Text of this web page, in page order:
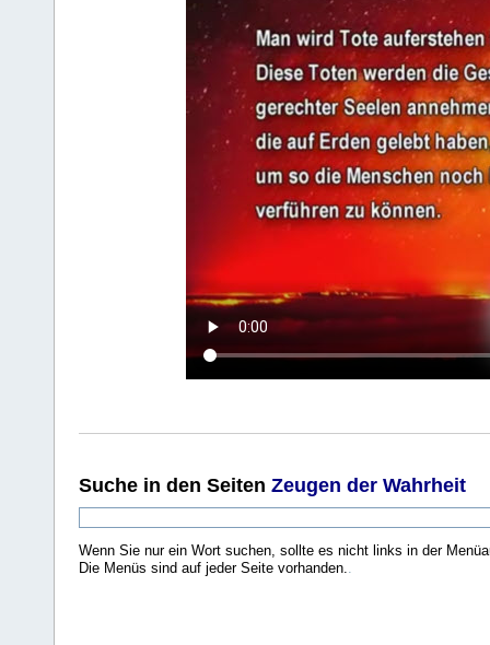
Suche in den Seiten Zeugen der Wahrheit
Wenn Sie nur ein Wort suchen, sollte es nicht links in der
Die Menüs sind auf jeder Seite vorhanden..